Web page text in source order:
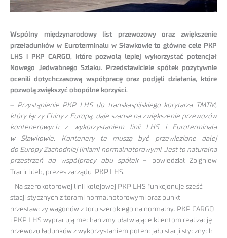
Wspólny międzynarodowy list przewozowy oraz zwiększenie
przeładunków w Euroterminalu w Sławkowie to główne cele PKP
LHS i PKP CARGO, które pozwolą lepiej wykorzystać potencjał
Nowego Jedwabnego Szlaku. Przedstawiciele spółek pozytywnie
ocenili dotychczasową współpracę oraz podjęli działania, które
pozwolą zwiększyć obopólne korzyści.
– Przystąpienie PKP LHS do transkaspijskiego korytarza TMTM,
który łączy Chiny z Europą, daje szanse na zwiększenie przewozów
kontenerowych z wykorzystaniem linii LHS i Euroterminala
w Sławkowie. Kontenery te muszą być przewiezione dalej
do Europy Zachodniej liniami normalnotorowymi. Jest to naturalna
przestrzeń do współpracy obu spółek– powiedział Zbigniew
Tracichleb, prezes zarządu PKP LHS.
Na szerokotorowej linii kolejowej PKP LHS funkcjonuje sześć
stacji stycznych z torami normalnotorowymi oraz punkt
przestawczy wagonów z toru szerokiego na normalny. PKP CARGO
i PKP LHS wypracują mechanizmy ułatwiające klientom realizację
przewozu ładunków z wykorzystaniem potencjału stacji stycznych